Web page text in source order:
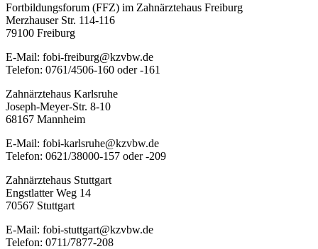
Fortbildungsforum (FFZ) im Zahnärztehaus Freiburg
Merzhauser Str. 114-116
79100 Freiburg
E-Mail: fobi-freiburg@kzvbw.de
Telefon: 0761/4506-160 oder -161
Zahnärztehaus Karlsruhe
Joseph-Meyer-Str. 8-10
68167 Mannheim
E-Mail: fobi-karlsruhe@kzvbw.de
Telefon: 0621/38000-157 oder -209
Zahnärztehaus Stuttgart
Engstlatter Weg 14
70567 Stuttgart
E-Mail: fobi-stuttgart@kzvbw.de
Telefon: 0711/7877-208